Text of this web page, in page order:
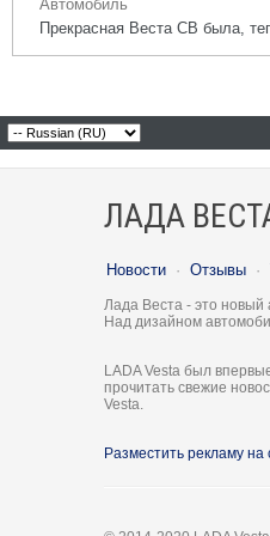
Автомобиль
Прекрасная Веста СВ была,
ЛАДА
Новости · Отзывы ·
Лада Веста - это новый
Над дизайном
LADA Vesta был
прочитать свежие
Vesta.
Разместить рекламу на